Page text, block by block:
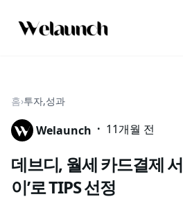
홈›투자,성과
Welaunch · 11개월 전
데브디, 월세 카드결제
이’로 TIPS 선정